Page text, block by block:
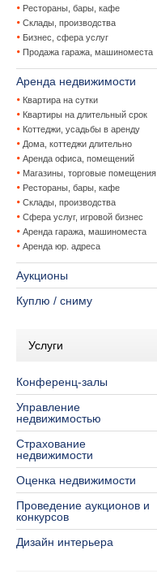
Рестораны, бары, кафе
Склады, производства
Бизнес, сфера услуг
Продажа гаража, машиноместа
Аренда недвижимости
Квартира на сутки
Квартиры на длительный срок
Коттеджи, усадьбы в аренду
Дома, коттеджи длительно
Аренда офиса, помещений
Магазины, торговые помещения
Рестораны, бары, кафе
Склады, производства
Сфера услуг, игровой бизнес
Аренда гаража, машиноместа
Аренда юр. адреса
Аукционы
Куплю / сниму
Услуги
Конференц-залы
Управление
недвижимостью
Страхование
недвижимости
Оценка недвижимости
Проведение аукционов и
конкурсов
Дизайн интерьера